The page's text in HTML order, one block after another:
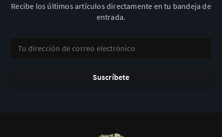
Recibe los últimos artículos directamente en tu bandeja de
entrada.
Suscríbete